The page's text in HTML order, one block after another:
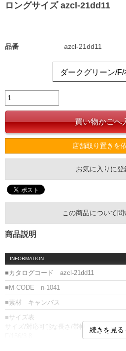
ロングサイズ azcl-21dd11
品番 azcl-21dd11
店舗取り置きを
お気に入りに登
この商品について問
商品説明
INFORMATION
■カタログコード azcl-21dd11
■M-CODE n-1041
■素材 キャンパス
■サイズ表
サイズ/対応可能な長さ/帯幅
続きを見る